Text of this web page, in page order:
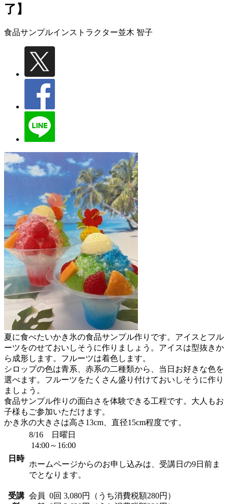
了】
食品サンプルインストラクター並木 智子
夏に食べたいかき氷の食品サンプル作りです。アイスとフル
ーツをのせておいしそうに作りましょう。アイスは型抜きか
ら成形します。フルーツは着色します。
シロップの色は青系、赤系の二種類から、当日お好きな色を
選べます。フルーツをたくさん盛り付けておいしそうに作り
ましょう。
食品サンプル作りの面白さを体験できる工程です。大人もお
子様もご参加いただけます。
かき氷の大きさは高さ13cm、直径15cm程度です。
日時
8/16 日曜日
14:00～16:00
ホームページからのお申し込みは、受講日の9日前ま
でとなります。
受講 会員 0回 3,080円（うち消費税額280円）